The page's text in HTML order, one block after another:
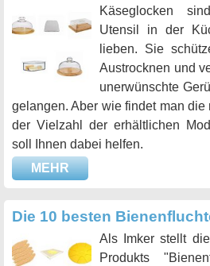
Käseglocken
Utensil in der
lieben. Sie
Austrocknen und
unerwünschte
gelangen. Aber wie findet man
der Vielzahl der erhältlichen
soll Ihnen dabei helfen.
MEHR
Die 10 besten
Als Imker stellt
Produkts